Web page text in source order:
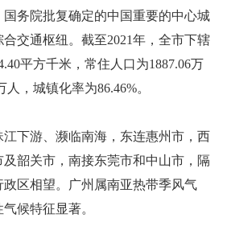
务院批复确定的中国重要的中心城
交通枢纽。截至2021年，全市下辖
平方千米，常住人口为1887.06万
人，城镇化率为86.46%。
下游、濒临南海，东连惠州市，西
韶关市，南接东莞市和中山市，隔
区相望。广州属南亚热带季风气
候特征显著。